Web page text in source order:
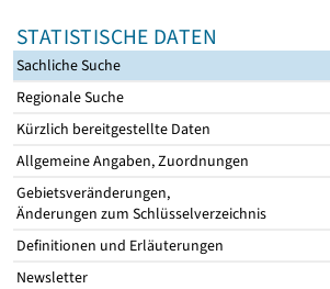
STATISTISCHE DATEN
Sachliche Suche
Regionale Suche
Kürzlich bereitgestellte Daten
Allgemeine Angaben, Zuordnungen
Gebietsveränderungen,
Änderungen zum Schlüsselverzeichnis
Definitionen und Erläuterungen
Newsletter